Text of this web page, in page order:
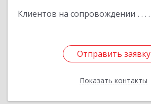
Клиентов на сопровождении
Отправить заявку
Показать контакты
Отправить заявку
Назад